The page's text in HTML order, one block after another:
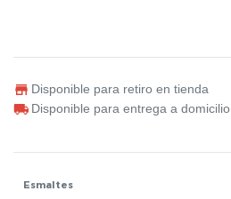
Disponible para retiro en tienda
Disponible para entrega a domicilio
Esmaltes